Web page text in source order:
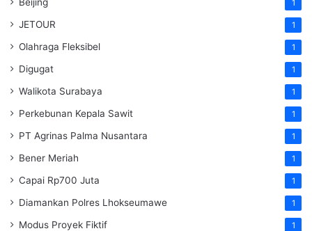
1
JETOUR 1
Olahraga Fleksibel 1
Digugat 1
Walikota Surabaya 1
Perkebunan Kepala Sawit 1
PT Agrinas Palma Nusantara 1
Bener Meriah 1
Capai Rp700 Juta 1
Diamankan Polres Lhokseumawe 1
Modus Proyek Fiktif 1